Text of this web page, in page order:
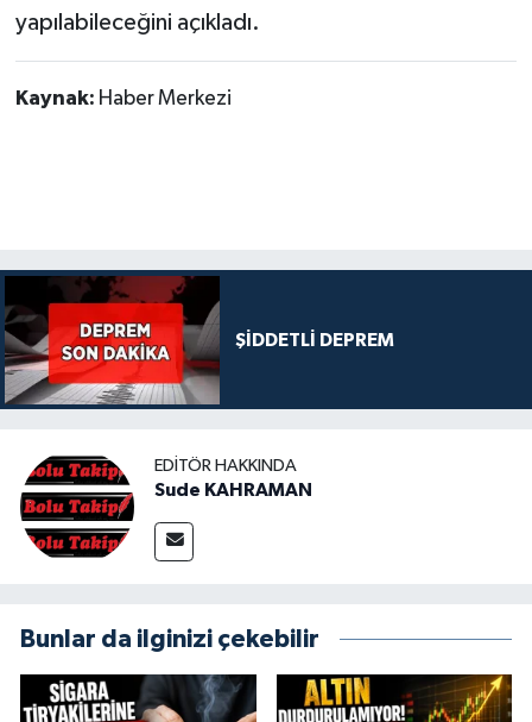
yapılabileceğini açıkladı.
Kaynak: Haber Merkezi
ŞİDDETLİ DEPREM
EDITÖR HAKKINDA
Sude KAHRAMAN
Bunlar da ilginizi çekebilir